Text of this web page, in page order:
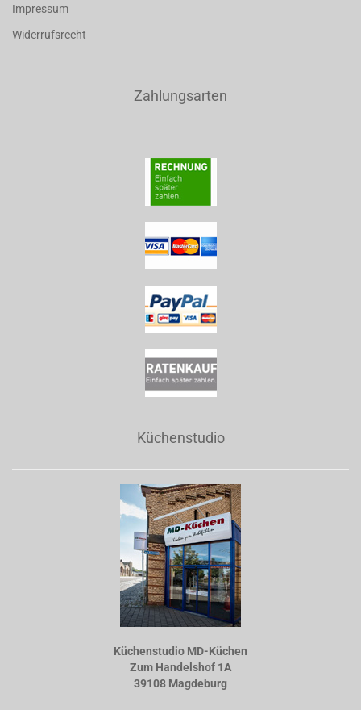
Impressum
Widerrufsrecht
Zahlungsarten
Küchenstudio
Küchenstudio MD-Küchen
Zum Handelshof 1A
39108 Magdeburg